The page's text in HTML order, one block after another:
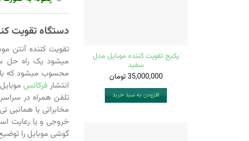
پکیج تقویت کننده موبایل مدل
سفید
35,000,000تومان
افزودن به سبد خرید
دستگاه تقویت
تقویت کننده آنتن
میشود یک راه حل
محسوب میشود که با
انتشار فرکانس
تلفن همراه در
خروجی و یا رعایت
گوشی موبایل را